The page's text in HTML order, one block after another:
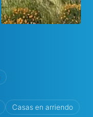
Casas en arriendo